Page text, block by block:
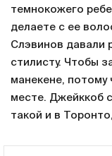
темнокожего
делаете с ее
Слэвинов давали
стилисту. Чтобы
манекене,
месте. Джейккоб
такой и в